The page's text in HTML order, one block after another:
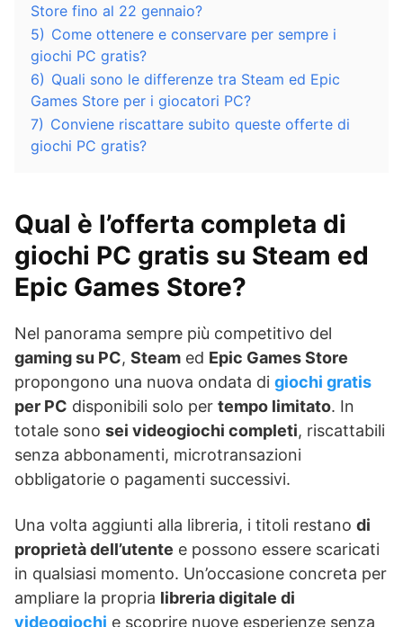
Store fino al 22 gennaio?
5) Come ottenere e conservare per sempre i
giochi PC gratis?
6) Quali sono le differenze tra Steam ed Epic
Games Store per i giocatori PC?
7) Conviene riscattare subito queste offerte di
giochi PC gratis?
Qual è l’offerta completa di
giochi PC gratis su Steam ed
Epic Games Store?
Nel panorama sempre più competitivo del
gaming su PC, Steam ed Epic Games Store
propongono una nuova ondata di giochi gratis
per PC disponibili solo per tempo limitato. In
totale sono sei videogiochi completi, riscattabili
senza abbonamenti, microtransazioni
obbligatorie o pagamenti successivi.
Una volta aggiunti alla libreria, i titoli restano di
proprietà dell’utente e possono essere scaricati
in qualsiasi momento. Un’occasione concreta per
ampliare la propria libreria digitale di
videogiochi e scoprire nuove esperienze senza